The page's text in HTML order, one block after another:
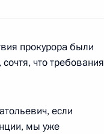
прокурора были
что требования
если
мы уже